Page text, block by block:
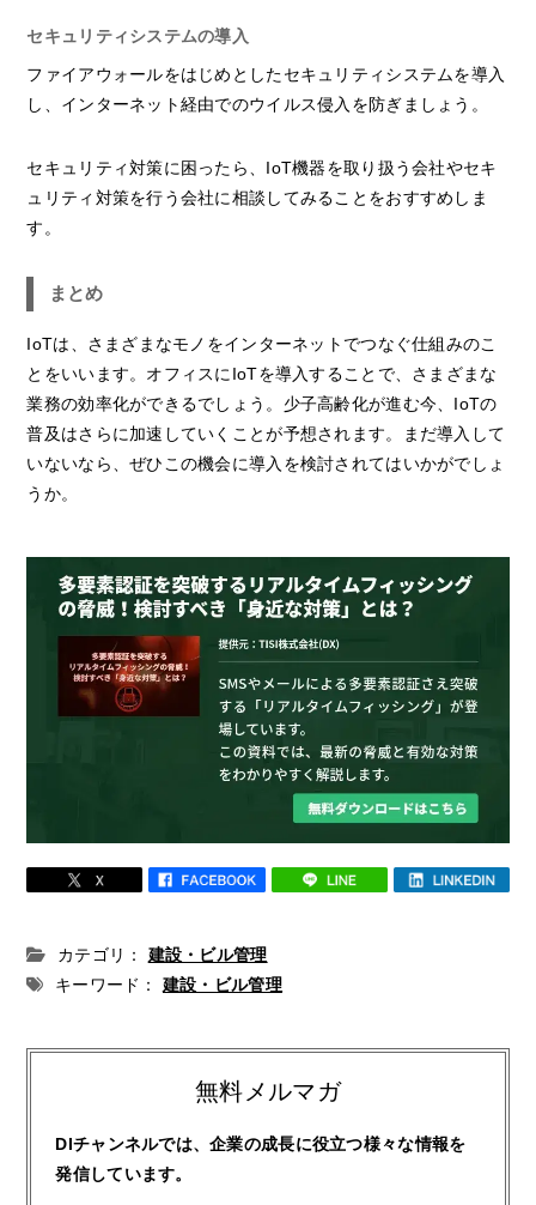
セキュリティシステムの導入
ファイアウォールをはじめとしたセキュリティシステムを導入
し、インターネット経由でのウイルス侵入を防ぎましょう。
セキュリティ対策に困ったら、IoT機器を取り扱う会社やセキ
ュリティ対策を行う会社に相談してみることをおすすめしま
す。
まとめ
IoTは、さまざまなモノをインターネットでつなぐ仕組みのこ
とをいいます。オフィスにIoTを導入することで、さまざまな
業務の効率化ができるでしょう。少子高齢化が進む今、IoTの
普及はさらに加速していくことが予想されます。まだ導入して
いないなら、ぜひこの機会に導入を検討されてはいかがでしょ
うか。
カテゴリ：
建設・ビル管理
キーワード：
建設・ビル管理
無料メルマガ
DIチャンネルでは、企業の成長に役立つ様々な情報を
発信しています。